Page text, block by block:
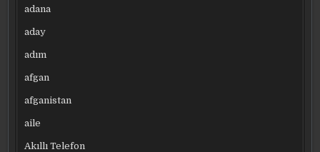
adana
aday
adım
afgan
afganistan
aile
Akıllı Telefon